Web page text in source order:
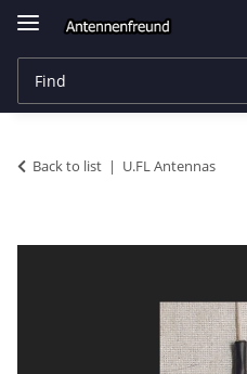
Back to list U.FL Antennas